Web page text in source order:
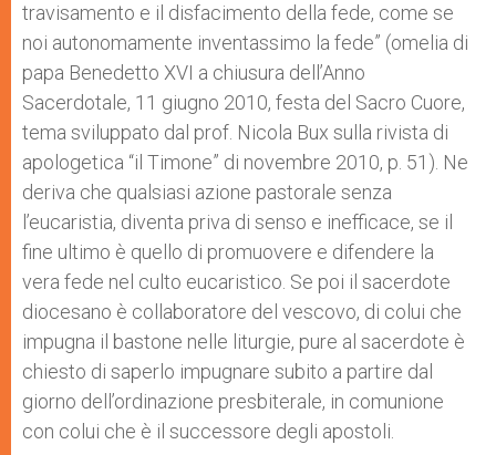
travisamento e il disfacimento della fede, come se
noi autonomamente inventassimo la fede” (omelia di
papa Benedetto XVI a chiusura dell’Anno
Sacerdotale, 11 giugno 2010, festa del Sacro Cuore,
tema sviluppato dal prof. Nicola Bux sulla rivista di
apologetica “il Timone” di novembre 2010, p. 51). Ne
deriva che qualsiasi azione pastorale senza
l’eucaristia, diventa priva di senso e inefficace, se il
fine ultimo è quello di promuovere e difendere la
vera fede nel culto eucaristico. Se poi il sacerdote
diocesano è collaboratore del vescovo, di colui che
impugna il bastone nelle liturgie, pure al sacerdote è
chiesto di saperlo impugnare subito a partire dal
giorno dell’ordinazione presbiterale, in comunione
con colui che è il successore degli apostoli.